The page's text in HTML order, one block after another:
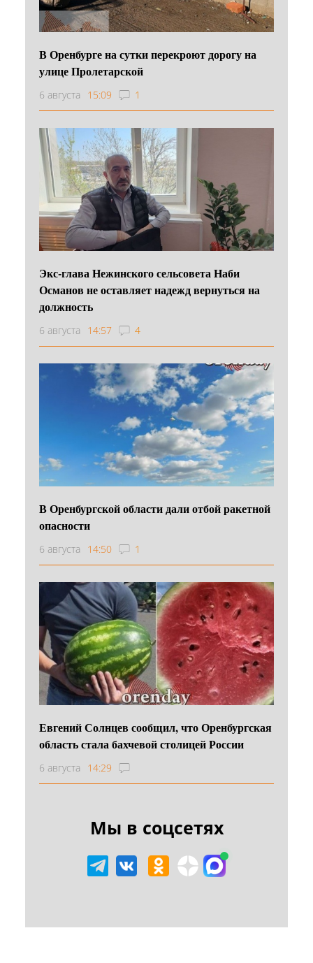
В Оренбурге на сутки перекроют дорогу на
улице Пролетарской
6 августа 15:09 1
Экс-глава Нежинского сельсовета Наби
Османов не оставляет надежд вернуться на
должность
6 августа 14:57 4
В Оренбургской области дали отбой ракетной
опасности
6 августа 14:50 1
Евгений Солнцев сообщил, что Оренбургская
область стала бахчевой столицей России
6 августа 14:29
Мы в соцсетях